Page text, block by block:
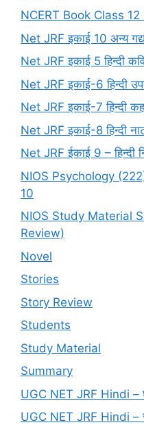
NCERT Book Class
Net JRF इकाई 10 अन्य गद्य
Net JRF इकाई 5 हिन्दी
Net JRF इकाई-6 हिन्दी
Net JRF इकाई-7 हिन्दी
Net JRF इकाई-8 हिन्दी
Net JRF ईकाई 9 – हिन्दी
NIOS Psychology
10
NIOS Study Material
Review)
Novel
Stories
Story Review
Students
Study Material
Summary
UGC NET JRF Hindi –
UGC NET JRF Hindi –